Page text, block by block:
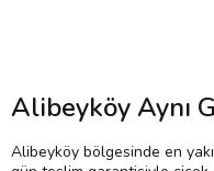
Alibeyköy Aynı
Alibeyköy bölgesinde en